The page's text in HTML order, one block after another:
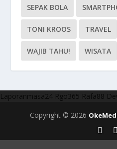
SEPAK BOLA
TONI KROOS TRAVEL
WAJIB TAHU! WISATA
Laporanmasa24 Rgo365 Rafa88
Copyright © 2026